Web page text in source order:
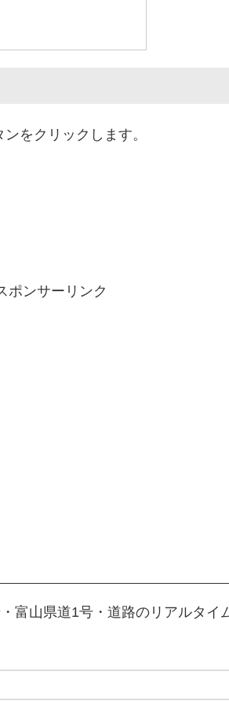
をクリックします。
ポンサーリンク
富山県道1号・道路のリアルタイ